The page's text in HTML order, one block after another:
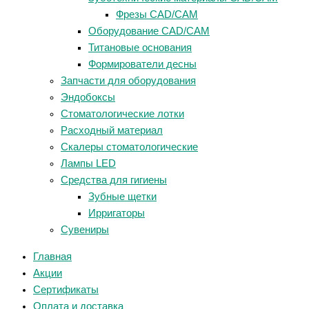
Фрезы CAD/CAM
Оборудование CAD/CAM
Титановые основания
Формирователи десны
Запчасти для оборудования
Эндобоксы
Стоматологические лотки
Расходный материал
Скалеры стоматологические
Лампы LED
Средства для гигиены
Зубные щетки
Ирригаторы
Сувениры
Главная
Акции
Сертификаты
Оплата и доставка